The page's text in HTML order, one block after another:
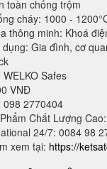
toàn chống trộm
cháy: 1000 -
thông minh: Khoá
Gia đình, cơ
Safes
VNĐ
098 2770404
Chất Lượng
24/7: 0084 98
xem tại: https://